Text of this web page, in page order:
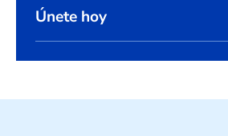
Únete hoy